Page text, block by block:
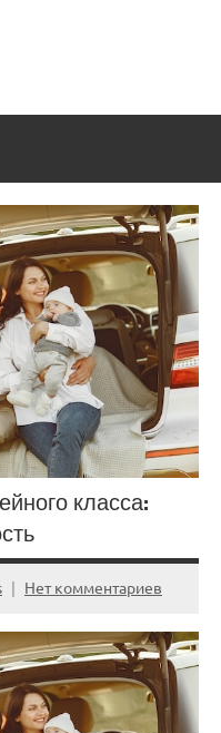
класса:
Нет комментариев